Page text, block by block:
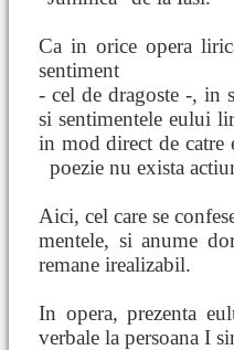
Ca in orice opera
sentiment
- cel de dragoste -, in
si sentimentele eului
in mod direct de catre
poezie nu exista
Aici, cel care se
mentele, si anume
remane irealizabil.
In opera, prezenta
verbale la persoana I